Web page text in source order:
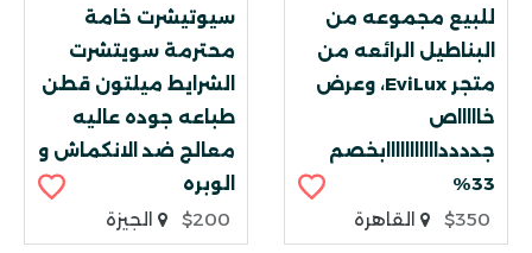
للبيع مجموعه من
البناطيل الرائعه من
متجر EviLux، وعرض
خاااااص
جددددااااااااااابخصم
33%
$350
القاهرة
سيوتيشرت خامة
محترمة سويتشرت
الشرايط ميلتون قطن
طباعه جوده عاليه
معالج ضد الانكماش و
الوبره
$200
الجيزة